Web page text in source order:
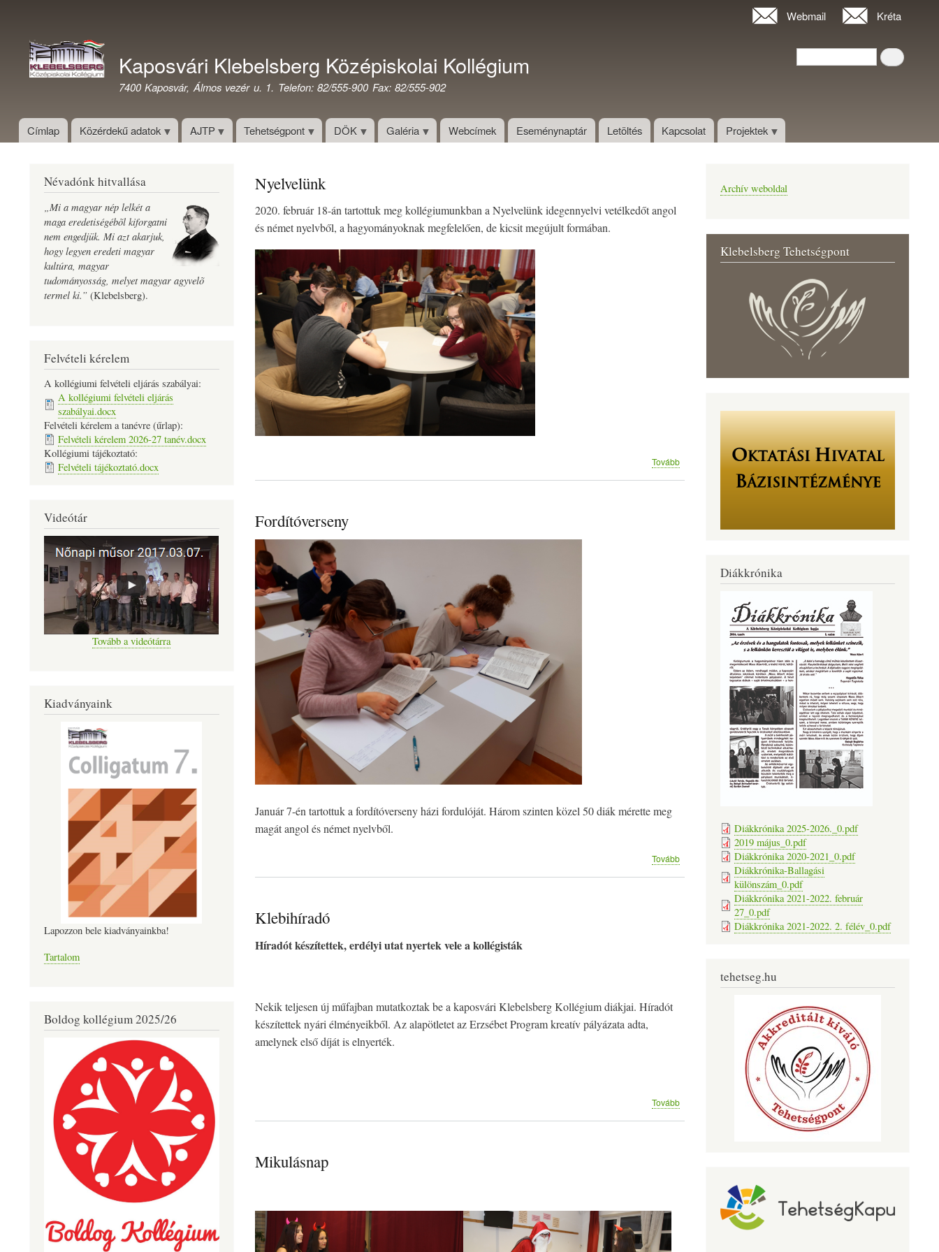
fiók
menüje
Webmail Kréta
Keresés
Kaposvári Klebelsberg Középiskolai Kollégium
7400 Kaposvár, Álmos vezér u. 1. Telefon: 82/555-900 Fax: 82/555-902
Címlap Közérdekű adatok AJTP Tehetségpont DÖK Galéria Webcímek Eseménynaptár Letöltés Kapcsolat Projektek
Nyelvelünk
2020. február 18-án tartottuk meg kollégiumunkban a Nyelvelünk idegennyelvi vetélkedőt angol
és német nyelvből, a hagyományoknak megfelelően, de kicsit megújult formában.
Tovább
Fordítóverseny
Január 7-én tartottuk a fordítóverseny házi fordulóját. Három szinten közel 50 diák mérette meg
magát angol és német nyelvből.
Tovább (Fordítóverseny)
Klebihíradó
Híradót készítettek, erdélyi utat nyertek vele a kollégisták
Nekik teljesen új műfajban mutatkoztak be a kaposvári Klebelsberg Kollégium diákjai. Híradót
készítettek nyári élményeikből. Az alapötletet az Erzsébet Program kreatív pályázata adta,
amelynek első díját is elnyerték.
Tovább
Mikulásnap
Névadónk hitvallása
„Mi a magyar nép lelkét a
maga eredetiségébõl kiforgatni
nem engedjük. Mi azt akarjuk,
hogy legyen eredeti magyar
kultúra, magyar
tudományosság, melyet magyar agyvelõ
termel ki.” (Klebelsberg).
Felvételi kérelem
A kollégiumi felvételi eljárás szabályai:
A kollégiumi felvételi eljárás
szabályai.docx
Felvételi kérelem a tanévre (űrlap):
Felvételi kérelem 2026-27 tanév.docx
Kollégiumi tájékoztató:
Felvételi tájékoztató.docx
Videótár
Tovább a videótárra
Kiadványaink
Lapozzon bele kiadványainkba!
Tartalom
Boldog kollégium 2025/26
Archív weboldal
Klebelsberg Tehetségpont
Diákkrónika
Diákkrónika 2025-2026._0.pdf
2019 május_0.pdf
Diákkrónika 2020-2021_0.pdf
Diákkrónika-Ballagási
különszám_0.pdf
Diákkrónika 2021-2022. február
27_0.pdf
Diákkrónika 2021-2022. 2. félév_0.pdf
tehetseg.hu